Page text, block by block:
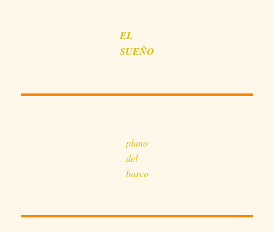
EL
SUEÑO
plano
del
barco